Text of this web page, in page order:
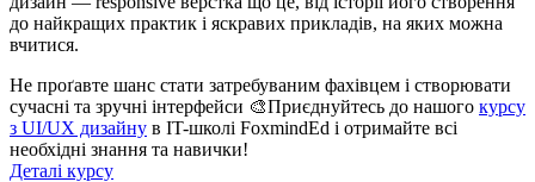
до найкращих практик і яскравих прикладів, на яких можна
вчитися.
Не проґавте шанс стати затребуваним фахівцем і створювати
сучасні та зручні інтерфейси 🎨Приєднуйтесь до нашого курсу
з UI/UX дизайну в IT-школі FoxmindEd і отримайте всі
необхідні знання та навички!
Деталі курсу